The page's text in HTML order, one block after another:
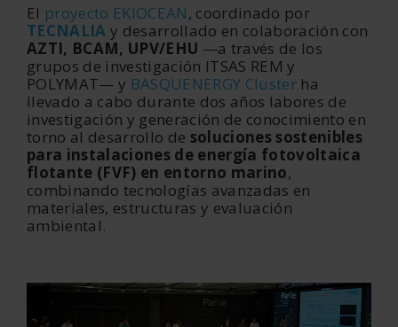
El proyecto EKIOCEAN, coordinado por
TECNALIA y desarrollado en colaboración con
AZTI, BCAM, UPV/EHU —a través de los
grupos de investigación ITSAS REM y
POLYMAT— y BASQUENERGY Cluster ha
llevado a cabo durante dos años labores de
investigación y generación de conocimiento en
torno al desarrollo de soluciones sostenibles
para instalaciones de energía fotovoltaica
flotante (FVF) en entorno marino,
combinando tecnologías avanzadas en
materiales, estructuras y evaluación
ambiental.